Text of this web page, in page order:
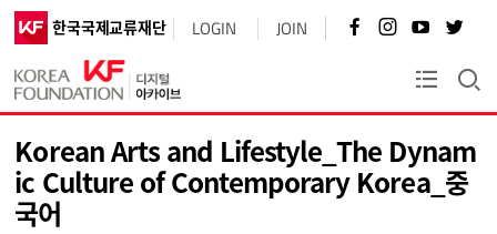
한국국제교류재단 LOGIN JOIN 페
이
로
가
기
인
스
바
로
가
기
유
튜
브
바
가
기
트
터
바
로
가
기
KF플러스
Korean Arts and Lifestyle_The Dynam
ic Culture of Contemporary Korea_중
국어